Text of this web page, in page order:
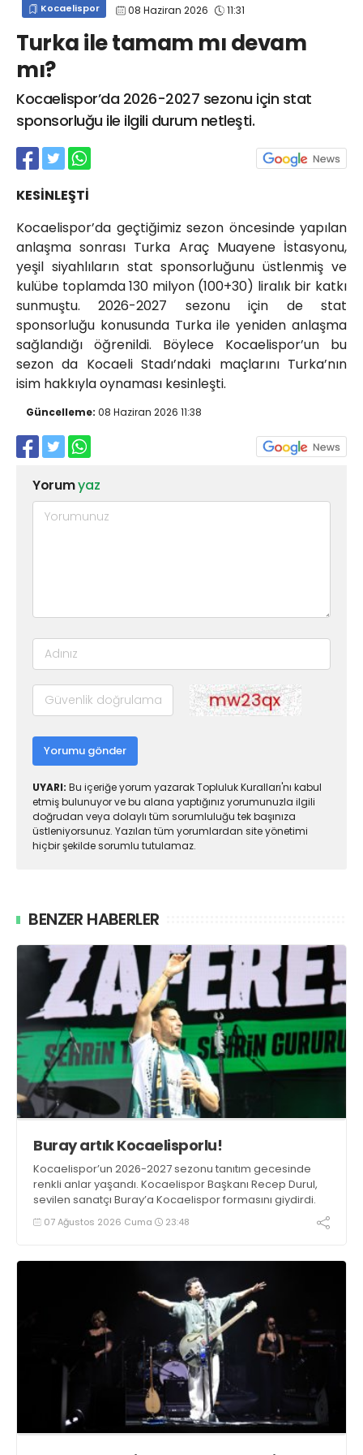
Kocaelispor 08 Haziran 2026 11:31
Turka ile tamam mı devam
mı?
Kocaelispor’da 2026-2027 sezonu için stat
sponsorluğu ile ilgili durum netleşti.
KESİNLEŞTİ
Kocaelispor’da geçtiğimiz sezon öncesinde yapılan
anlaşma sonrası Turka Araç Muayene İstasyonu,
yeşil siyahlıların stat sponsorluğunu üstlenmiş ve
kulübe toplamda 130 milyon (100+30) liralık bir katkı
sunmuştu. 2026-2027 sezonu için de stat
sponsorluğu konusunda Turka ile yeniden anlaşma
sağlandığı öğrenildi. Böylece Kocaelispor’un bu
sezon da Kocaeli Stadı’ndaki maçlarını Turka’nın
isim hakkıyla oynaması kesinleşti.
Güncelleme: 08 Haziran 2026 11:38
Yorumyaz
Yorumu gönder
UYARI: Bu içeriğe yorum yazarak Topluluk Kuralları'nı kabul
etmiş bulunuyor ve bu alana yaptığınız yorumunuzla ilgili
doğrudan veya dolaylı tüm sorumluluğu tek başınıza
üstleniyorsunuz. Yazılan tüm yorumlardan site yönetimi
hiçbir şekilde sorumlu tutulamaz.
BENZER HABERLER
Buray artık Kocaelisporlu!
Kocaelispor’un 2026-2027 sezonu tanıtım gecesinde
renkli anlar yaşandı. Kocaelispor Başkanı Recep Durul,
sevilen sanatçı Buray’a Kocaelispor formasını giydirdi.
07 Ağustos 2026 Cuma 23:48
info@spor41.com